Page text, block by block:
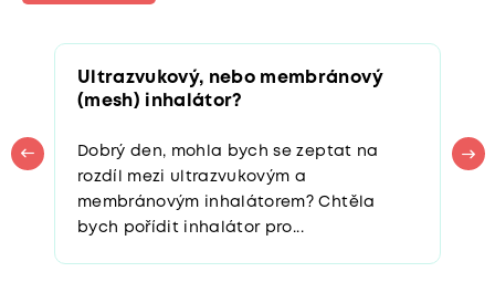
Ultrazvukový, nebo membránový
(mesh) inhalátor?
Dobrý den, mohla bych se zeptat na
rozdíl mezi ultrazvukovým a
membránovým inhalátorem? Chtěla
bych pořídit inhalátor pro...